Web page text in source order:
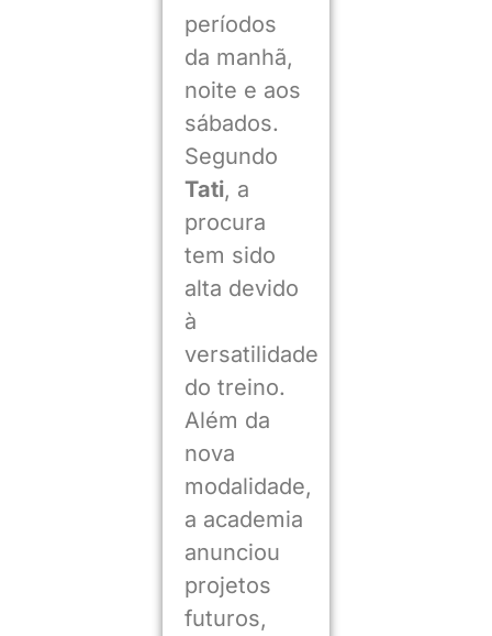
períodos
da manhã,
noite e aos
sábados.
Segundo
Tati, a
procura
tem sido
alta devido
à
versatilidade
do treino.
Além da
nova
modalidade,
a academia
anunciou
projetos
futuros,